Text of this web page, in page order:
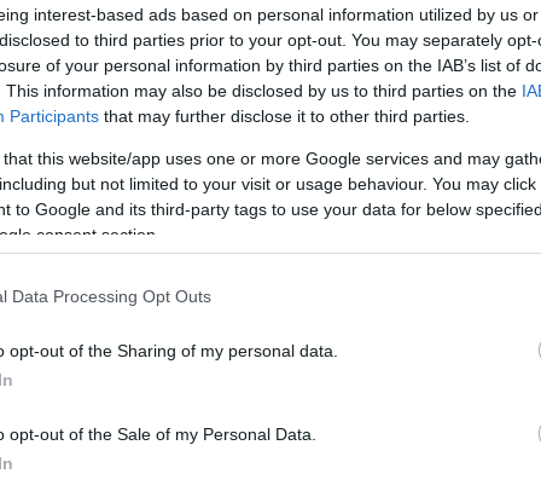
interest-based ads based on personal information utilized by us
to third parties prior to your opt-out. You may separately
of your personal information by third parties on the IAB’s list of
This information may also be disclosed by us to third parties on the
Participants that may further disclose it to other third parties.
that this website/app uses one or more Google services and may
but not limited to your visit or usage behaviour. You may
to Google and its third-party tags to use your data for below
consent section.
Data Processing Opt Outs
opt-out of the Sharing of my personal data.
opt-out of the Sale of my Personal Data.
oppure offline, hai diverse opzioni per
borse briose e colorate, magari impreziosite
pallone da calcio, una racchetta da tennis o
perfettamente il tuo business.
logo e i colori aziendali
pubblicitario che si muove per tutta la
Un consiglio valido naturalmente non
ma per tutte le attività che decidono
che vendono costumi o accessori per la